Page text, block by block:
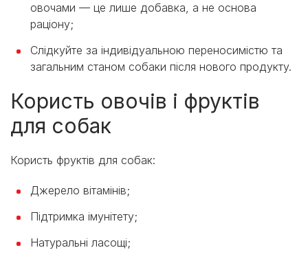
овочами — це лише добавка, а не основа
раціону;
Слідкуйте за індивідуальною переносимістю та
загальним станом собаки після нового продукту.
Користь овочів і фруктів
для собак
Користь фруктів для собак:
Джерело вітамінів;
Підтримка імунітету;
Натуральні ласощі;